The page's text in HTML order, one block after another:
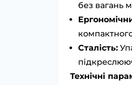
без вагань
Сталість:
Технічні